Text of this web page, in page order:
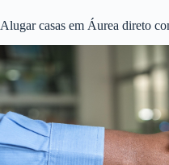
Alugar casas em Áurea direto